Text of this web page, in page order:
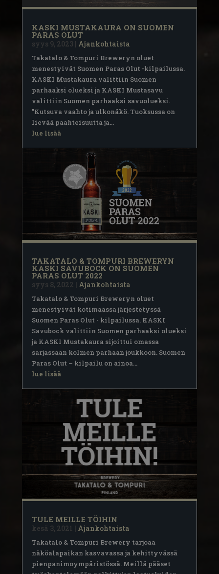
KASKI MUSTAKAURA ON SUOMEN
PARAS OLUT
syys 9, 2023 | Ajankohtaista
Takatalo & Tompuri Breweryn oluet
menestyivät Suomen Paras Olut -kilpailussa.
KASKI Mustakaura valittiin Suomen
parhaaksi olueksi ja KASKI Mustasavu
valittiin Suomen parhaaksi savuolueksi.
”Kutsuva vaahto ja ulkonäkö. Tuoksussa on
lievää paahteisuutta ja...
lue lisää
TAKATALO & TOMPURI BREWERYN
KASKI SAVUBOCK ON SUOMEN
PARAS OLUT 2022
syys 8, 2022 | Ajankohtaista
Takatalo & Tompuri Breweryn oluet
menestyivät kotimaassa järjestetyssä
Suomen Paras Olut - kilpailussa. KASKI
Savubock valittiin Suomen parhaaksi olueksi
ja KASKI Mustakaura sijoittui omassa
sarjassaan kolmen parhaan joukkoon. Suomen
Paras Olut – kilpailu on ainoa...
lue lisää
TULE MEILLE TÖIHIN
kesä 3, 2021 | Ajankohtaista
Takatalo & Tompuri Brewery tarjoaa
näköalapaikan kasvavassa ja kehittyvässä
pienpanimoympäristössä. Meillä pääset